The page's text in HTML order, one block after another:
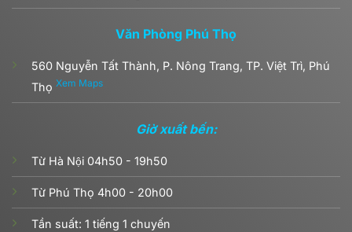
Văn Phòng Phú Thọ
560 Nguyễn Tất Thành, P. Nông Trang, TP. Việt Trì, Phú
Thọ Xem Maps
Giờ xuất bến:
Từ Hà Nội 04h50 - 19h50
Từ Phú Thọ 4h00 - 20h00
Tần suất: 1 tiếng 1 chuyến